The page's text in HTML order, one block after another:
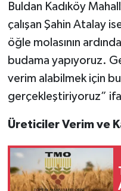
Buldan Kadıköy
çalışan Şahin Atalay
öğle molasının
budama yapıyoruz.
verim alabilmek için
gerçekleştiriyoruz”
Üreticiler Verim ve